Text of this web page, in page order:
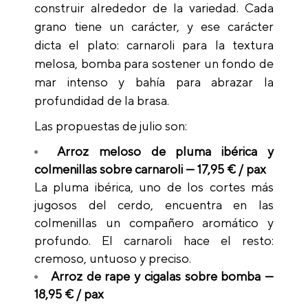
construir alrededor de la variedad. Cada
grano tiene un carácter, y ese carácter
dicta el plato: carnaroli para la textura
melosa, bomba para sostener un fondo de
mar intenso y bahía para abrazar la
profundidad de la brasa.
Las propuestas de julio son:
Arroz meloso de pluma ibérica y
colmenillas sobre carnaroli — 17,95 € / pax
La pluma ibérica, uno de los cortes más
jugosos del cerdo, encuentra en las
colmenillas un compañero aromático y
profundo. El carnaroli hace el resto:
cremoso, untuoso y preciso.
Arroz de rape y cigalas sobre bomba —
18,95 € / pax